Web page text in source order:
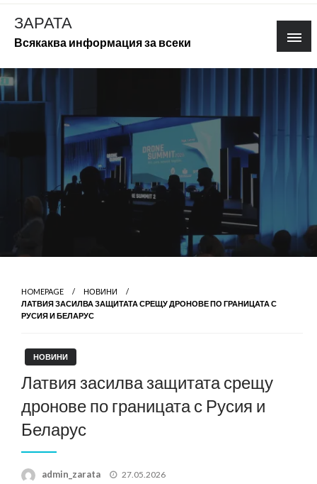
Skip
content
ЗАРАТА
Всякаква информация за всеки
HOMEPAGE
НОВИНИ
ЛАТВИЯ ЗАСИЛВА ЗАЩИТАТА СРЕЩУ ДРОНОВЕ ПО ГРАНИЦАТА С
РУСИЯ И БЕЛАРУС
НОВИНИ
Латвия засилва защитата срещу
дронове по границата с Русия и
Беларус
admin_zarata
Posted
27.05.2026